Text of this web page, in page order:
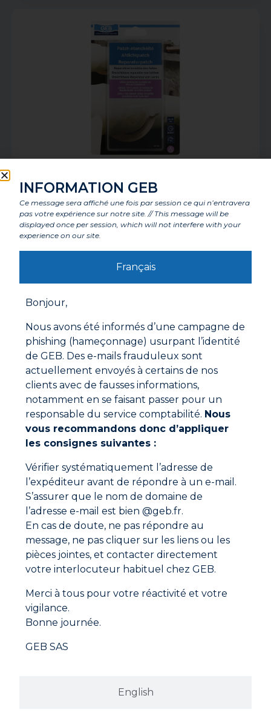
REPARATION TOUS MATERIAUX
Ne manquez aucune actualité
Nouveaux produits, conseils d’experts et offres
spéciales directement dans votre boîte mail.
En cliquant sur "S'inscrire", vous confirmez que vous
acceptez nos Conditions Générales d'Utilisation.
S'inscrire
INFORMATION GEB
Ce message sera affiché une fois par session ce qui n’entravera
pas votre expérience sur notre site. // This message will be
displayed once per session, which will not interfere with your
experience on our site.
Français
English
Bonjour,
Nous avons été informés d’une campagne de
phishing (hameçonnage) usurpant l’identité
de GEB. Des e-mails frauduleux sont
actuellement envoyés à certains de nos
clients avec de fausses informations,
notamment en se faisant passer pour un
responsable du service comptabilité. Nous
vous recommandons donc d’appliquer
les consignes suivantes :
Vérifier systématiquement l’adresse de
l’expéditeur avant de répondre à un e-mail.
S’assurer que le nom de domaine de
l’adresse e-mail est bien @geb.fr.
En cas de doute, ne pas répondre au
message, ne pas cliquer sur les liens ou les
pièces jointes, et contacter directement
votre interlocuteur habituel chez GEB.
Merci à tous pour votre réactivité et votre
vigilance.
Bonne journée.
GEB SAS